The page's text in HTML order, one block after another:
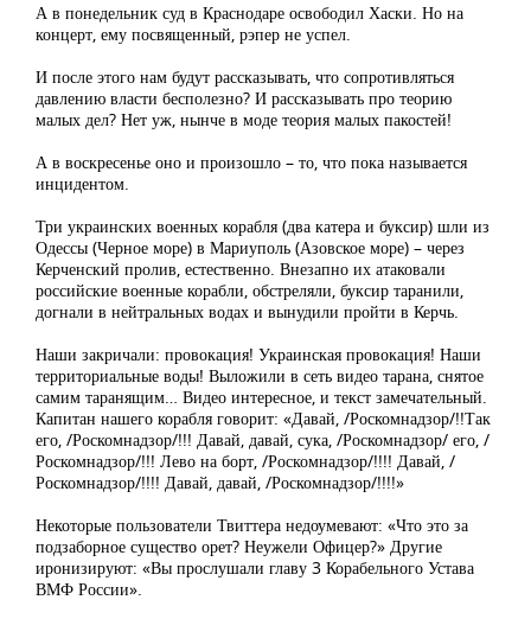
А в понедельник суд в Краснодаре освободил Хаски. Но на
концерт, ему посвященный, рэпер не успел.
И после этого нам будут рассказывать, что сопротивляться
давлению власти бесполезно? И рассказывать про теорию
малых дел? Нет уж, нынче в моде теория малых пакостей!
А в воскресенье оно и произошло – то, что пока называется
инцидентом.
Три украинских военных корабля (два катера и буксир) шли из
Одессы (Черное море) в Мариуполь (Азовское море) – через
Керченский пролив, естественно. Внезапно их атаковали
российские военные корабли, обстреляли, буксир таранили,
догнали в нейтральных водах и вынудили пройти в Керчь.
Наши закричали: провокация! Украинская провокация! Наши
территориальные воды! Выложили в сеть видео тарана, снятое
самим таранящим… Видео интересное, и текст замечательный.
Капитан нашего корабля говорит: «Давай, /Роскомнадзор/!!Так
его, /Роскомнадзор/!!! Давай, давай, сука, /Роскомнадзор/ его, /
Роскомнадзор/!!! Лево на борт, /Роскомнадзор/!!!! Давай, /
Роскомнадзор/!!!! Давай, давай, /Роскомнадзор/!!!!»
Некоторые пользователи Твиттера недоумевают: «Что это за
подзаборное существо орет? Неужели Офицер?» Другие
иронизируют: «Вы прослушали главу 3 Корабельного Устава
ВМФ России».